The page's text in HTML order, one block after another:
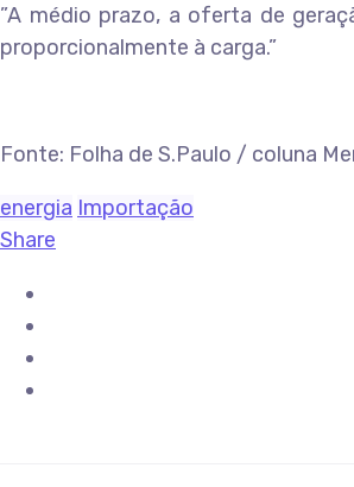
”A médio prazo, a oferta de
proporcionalmente à carga.”
Fonte: Folha de S.Paulo / coluna
energia Importação
Share